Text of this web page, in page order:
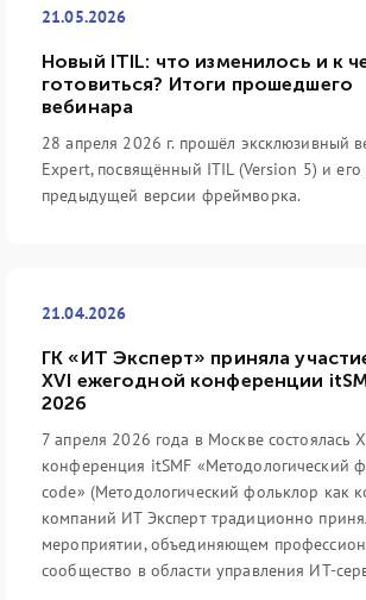
21.05.2026
Новый ITIL: что изменилось и к
готовиться? Итоги прошедшего
вебинара
28 апреля 2026 г. прошёл эксклюзивный
Expert, посвящённый ITIL (Version 5) и его
предыдущей версии фреймворка.
21.04.2026
ГК «ИТ Эксперт» приняла
XVI ежегодной конференции
2026
7 апреля 2026 года в Москве состоялась
конференция itSMF «Методологический
code» (Методологический фольклор как
компаний ИТ Эксперт традиционно
мероприятии, объединяющем
сообщество в области управления ИТ-